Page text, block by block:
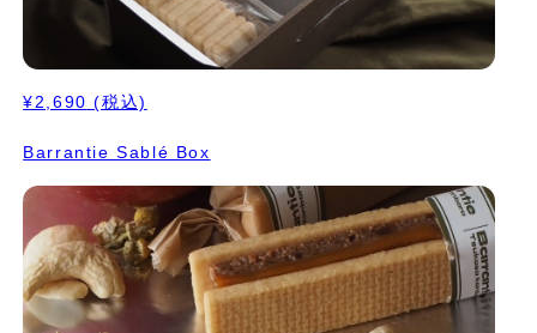
¥2,690 (税込)
Barrantie Sablé Box